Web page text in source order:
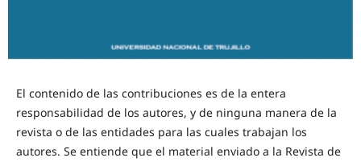
El contenido de las contribuciones es de la entera
responsabilidad de los autores, y de ninguna manera de la
revista o de las entidades para las cuales trabajan los
autores. Se entiende que el material enviado a la Revista de